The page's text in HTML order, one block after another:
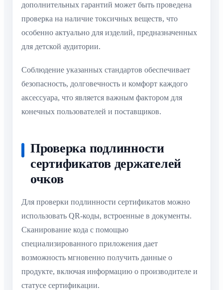
дополнительных гарантий может быть проведена
проверка на наличие токсичных веществ, что
особенно актуально для изделий, предназначенных
для детской аудитории.
Соблюдение указанных стандартов обеспечивает
безопасность, долговечность и комфорт каждого
аксессуара, что является важным фактором для
конечных пользователей и поставщиков.
Проверка подлинности
сертификатов держателей
очков
Для проверки подлинности сертификатов можно
использовать QR-коды, встроенные в документы.
Сканирование кода с помощью
специализированного приложения дает
возможность мгновенно получить данные о
продукте, включая информацию о производителе и
статусе сертификации.